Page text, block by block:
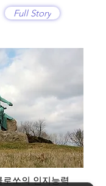
Full Story
로쏘의 인지능력